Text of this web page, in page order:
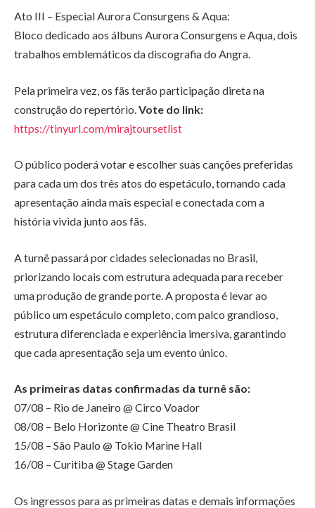
Ato III – Especial Aurora Consurgens & Aqua:
Bloco dedicado aos álbuns Aurora Consurgens e Aqua, dois
trabalhos emblemáticos da discografia do Angra.
Pela primeira vez, os fãs terão participação direta na
construção do repertório. Vote do link:
https://tinyurl.com/mirajtoursetlist
O público poderá votar e escolher suas canções preferidas
para cada um dos três atos do espetáculo, tornando cada
apresentação ainda mais especial e conectada com a
história vivida junto aos fãs.
A turnê passará por cidades selecionadas no Brasil,
priorizando locais com estrutura adequada para receber
uma produção de grande porte. A proposta é levar ao
público um espetáculo completo, com palco grandioso,
estrutura diferenciada e experiência imersiva, garantindo
que cada apresentação seja um evento único.
As primeiras datas confirmadas da turnê são:
07/08 – Rio de Janeiro @ Circo Voador
08/08 – Belo Horizonte @ Cine Theatro Brasil
15/08 – São Paulo @ Tokio Marine Hall
16/08 – Curitiba @ Stage Garden
Os ingressos para as primeiras datas e demais informações